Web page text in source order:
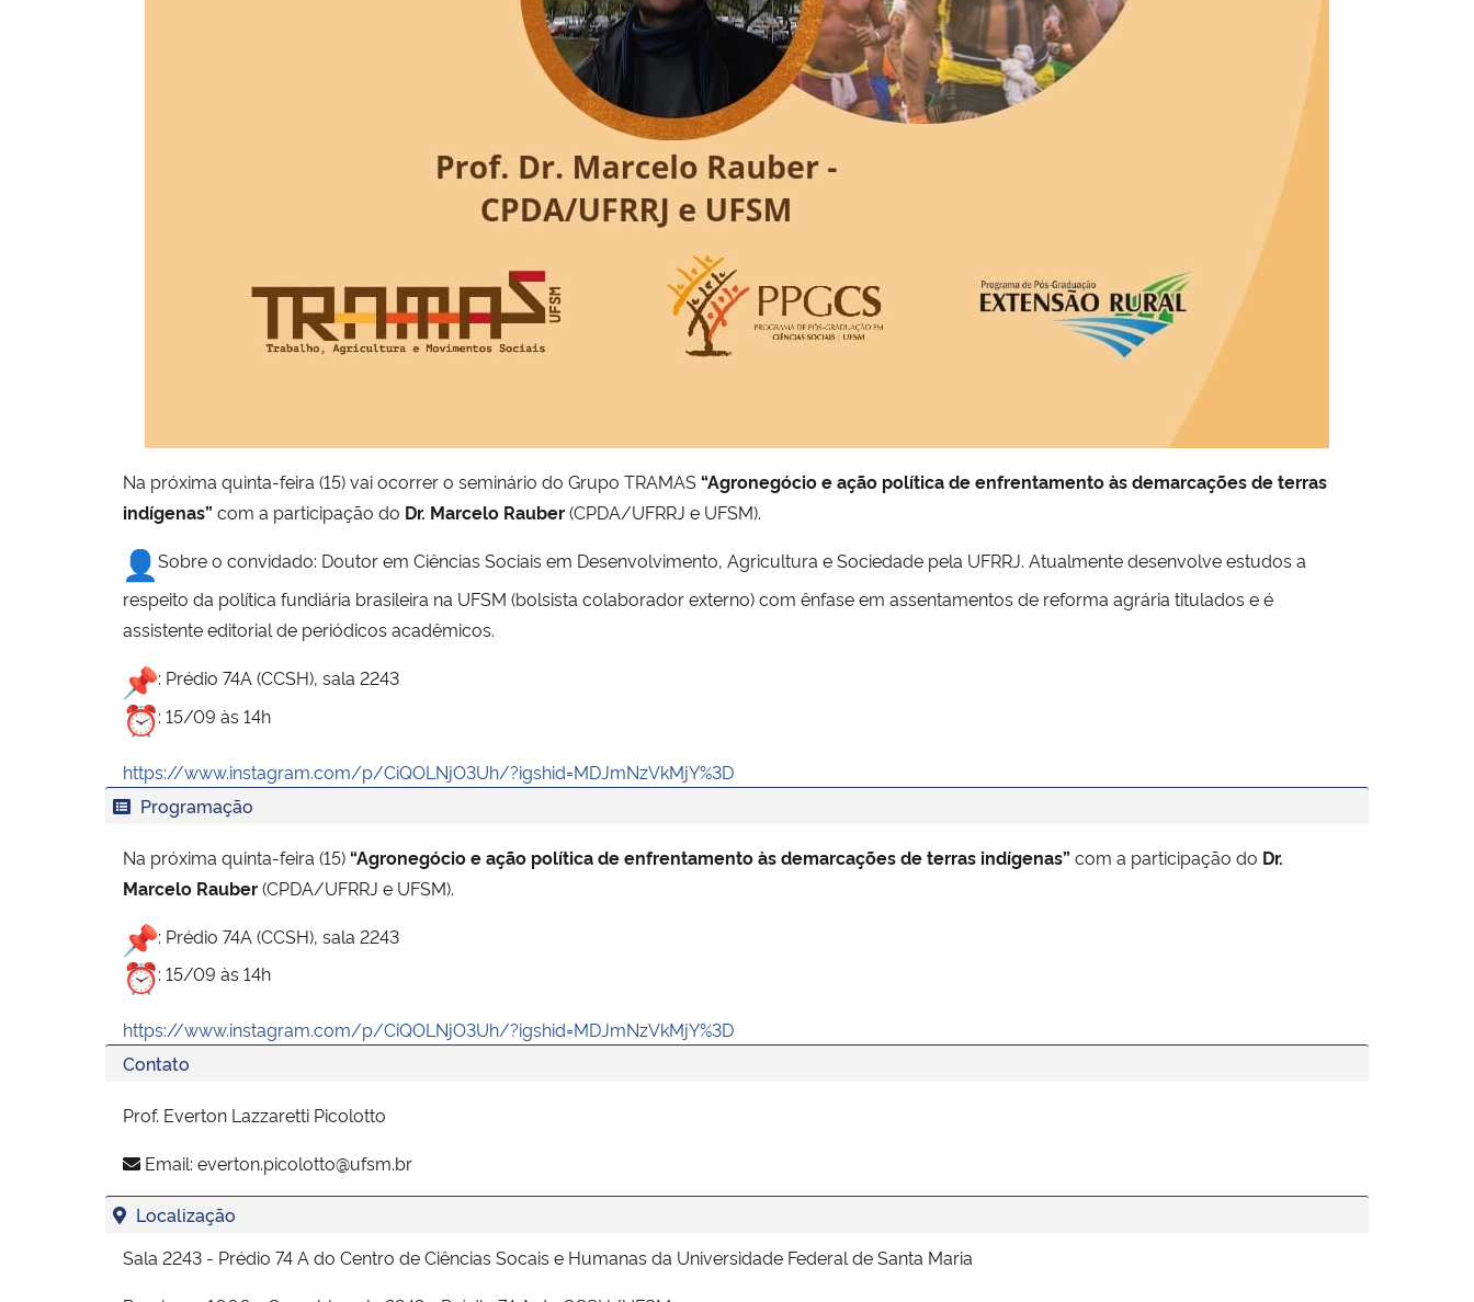
Na próxima quinta-feira (15) vai ocorrer o seminário do Grupo TRAMAS “Agronegócio e ação política de enfrentamento às demarcações de terras
indígenas” com a participação do Dr. Marcelo Rauber(CPDA/UFRRJ e UFSM).
Sobre o convidado: Doutor em Ciências Sociais em Desenvolvimento, Agricultura e Sociedade pela UFRRJ. Atualmente desenvolve estudos a
respeito da política fundiária brasileira na UFSM (bolsista colaborador externo) com ênfase em assentamentos de reforma agrária titulados e é
assistente editorial de periódicos acadêmicos.
: Prédio 74A (CCSH), sala 2243
: 15/09 às 14h
https://www.instagram.com/p/CiQOLNjO3Uh/?igshid=MDJmNzVkMjY%3D
Programação
Na próxima quinta-feira (15) “Agronegócio e ação política de enfrentamento às demarcações de terras indígenas” com a participação do Dr.
Marcelo Rauber(CPDA/UFRRJ e UFSM).
: Prédio 74A (CCSH), sala 2243
: 15/09 às 14h
https://www.instagram.com/p/CiQOLNjO3Uh/?igshid=MDJmNzVkMjY%3D
Contato
Prof. Everton Lazzaretti Picolotto
Email: everton.picolotto@ufsm.br
Localização
Sala 2243 - Prédio 74 A do Centro de Ciências Socais e Humanas da Universidade Federal de Santa Maria